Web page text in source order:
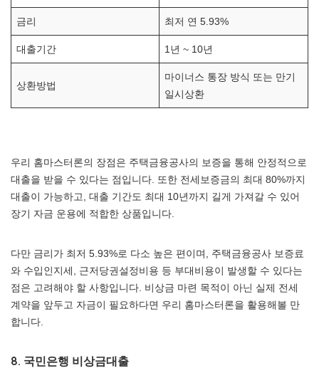
금리 최저 연 5.93%
대출기간 1년 ~ 10년
상환방법
마이너스 통장 방식 또는 만기
일시상환
우리 홈마스터론의 장점은 주택금융공사의 보증을 통해 안정적으로
대출을 받을 수 있다는 점입니다. 또한 전세보증금의 최대 80%까지
대출이 가능하고, 대출 기간도 최대 10년까지 길게 가져갈 수 있어
장기 자금 운용에 적합한 상품입니다.
다만 금리가 최저 5.93%로 다소 높은 편이며, 주택금융공사 보증료
와 수입인지세, 근저당권설정비용 등 부대비용이 발생할 수 있다는
점은 고려해야 할 사항입니다. 비상금 마련 목적이 아닌 실제 전세
계약을 앞두고 자금이 필요하다면 우리 홈마스터론을 활용해볼 만
합니다.
8. 국민은행 비상금대출